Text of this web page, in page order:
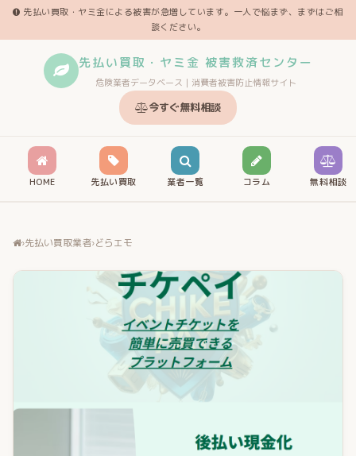
先払い買取・ヤミ金による被害が急増しています。一人で悩まず、まずはご相
談ください。
先払い買取・ヤミ金 被害救済センター
危険業者データベース｜消費者被害防止情報サイト
今すぐ無料相談
HOME 先払い買取 業者一覧 コラム 無料相談
›先払い買取業者›どらエモ